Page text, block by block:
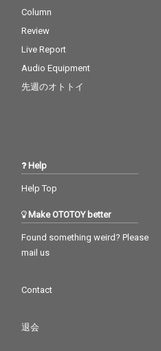
Column
Review
Live Report
Audio Equipment
先週のオトトイ
Help
Help Top
Make OTOTOY better
Found something weird? Please
mail us
Contact
退会